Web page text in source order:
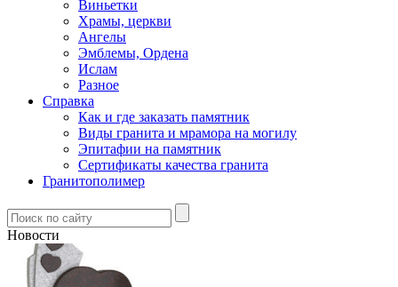
Виньетки
Храмы, церкви
Ангелы
Эмблемы, Ордена
Ислам
Разное
Справка
Как и где заказать памятник
Виды гранита и мрамора на могилу
Эпитафии на памятник
Сертификаты качества гранита
Гранитополимер
Новости